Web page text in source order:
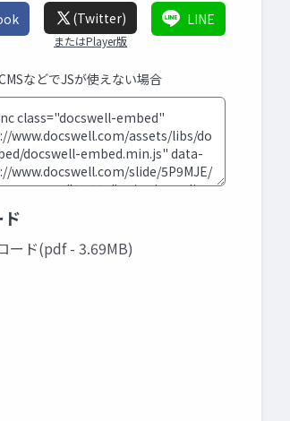
(Twitter)
またはPlayer版
LINE
などでJSが使えない場合
ード(pdf - 3.69MB)